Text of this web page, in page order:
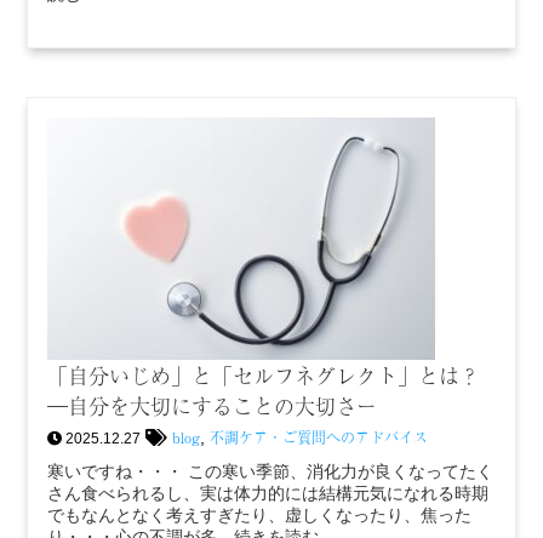
「自分いじめ」と「セルフネグレクト」とは？
―自分を大切にすることの大切さー
2025.12.27 blog ,不調ケア・ご質問へのアドバイス
寒いですね・・・ この寒い季節、消化力が良くなってたく
さん食べられるし、実は体力的には結構元気になれる時期
でもなんとなく考えすぎたり、虚しくなったり、焦った